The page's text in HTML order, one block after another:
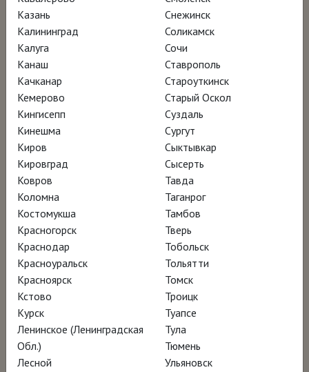
современного искусства (МоМА) в Нью-
Йорке приобрёл в коллекцию «Мир
Кристины», а режиссёр Андрей Тарковский
вдохновлялся атмосферой и образностью
его произведений.
«Я хочу показать американцам, что такое
Америка», – заявлял Эндрю Уайет, и
неповторимая эстетика его «магического
реализма» сделала образы художника
мгновенно узнаваемыми. Данный
биографический фильм создаёт портрет
художника через архивные материалы,
интервью его близких и, конечно, через его
картины и природы тех мест, где они были
написаны.
Магический реализм Эндрю Уайета:
Казань
Калининград
Калуга
Канаш
Качканар
Кемерово
Кингисепп
Кинешма
Киров
Кировград
Ковров
Коломна
Костомукша
Красногорск
Краснодар
Красноуральск
Красноярск
Кстово
Курск
Ленинское (Ленинградская
Обл.)
Лесной
Снежинск
Соликамск
Сочи
Ставрополь
Староуткинск
Старый Оскол
Суздаль
Сургут
Сыктывкар
Сысерть
Тавда
Таганрог
Тамбов
Тверь
Тобольск
Тольятти
Томск
Троицк
Туапсе
Тула
Тюмень
Ульяновск